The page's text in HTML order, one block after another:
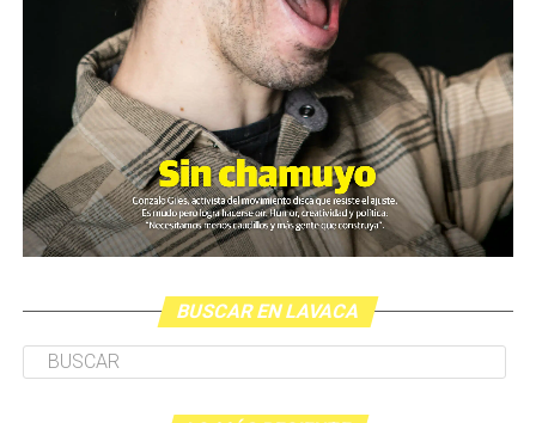
BUSCAR EN LAVACA